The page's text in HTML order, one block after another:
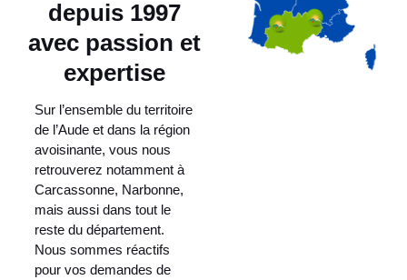
depuis 1997
avec passion et
expertise
Sur l’ensemble du territoire
de l’Aude et dans la région
avoisinante, vous nous
retrouverez notamment à
Carcassonne, Narbonne,
mais aussi dans tout le
reste du département.
Nous sommes réactifs
pour vos demandes de